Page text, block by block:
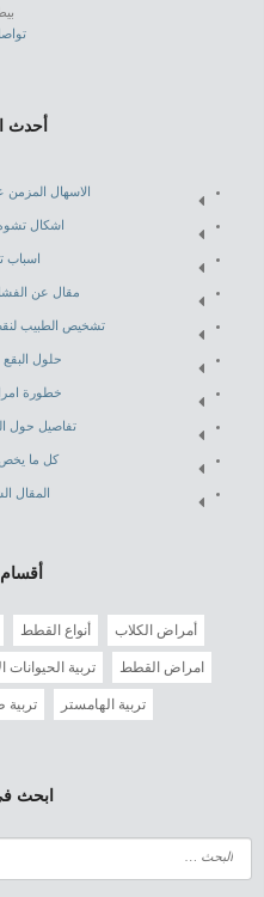
أحدث
الاسهال
اشكال
اسباب
مقال عن
تشخيص الطبيب
حلول
خطورة
تفاصيل حول
كل ما
المقال
أمراض الكلاب أنواع القطط
امراض القطط تربية الحيوانات
تربية الهامستر تربية
ابحث